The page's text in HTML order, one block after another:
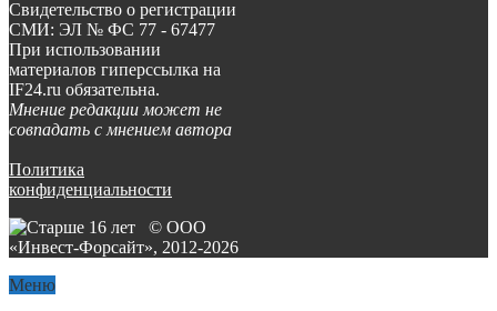
Свидетельство о регистрации
СМИ: ЭЛ № ФС 77 - 67477
При использовании
материалов гиперссылка на
IF24.ru обязательна.
Мнение редакции может не
совпадать с мнением автора
Политика
конфиденциальности
© ООО
«Инвест-Форсайт», 2012-2026
Меню